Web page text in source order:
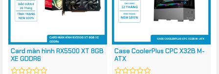
Card màn hình RX5500 XT 8GB
XE GDDR6
Case CoolerPlus CPC X32B M-
ATX